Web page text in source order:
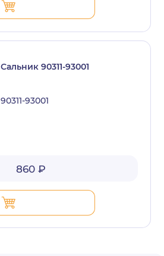
Сальник 90311-93001
90311-93001
860 ₽